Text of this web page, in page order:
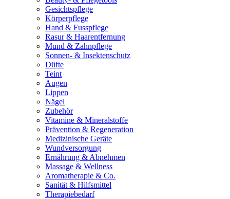
Gesichtspflege
Körperpflege
Hand & Fusspflege
Rasur & Haarentfernung
Mund & Zahnpflege
Sonnen- & Insektenschutz
Düfte
Teint
Augen
Lippen
Nägel
Zubehör
Vitamine & Mineralstoffe
Prävention & Regeneration
Medizinische Geräte
Wundversorgung
Ernährung & Abnehmen
Massage & Wellness
Aromatherapie & Co.
Sanität & Hilfsmittel
Therapiebedarf